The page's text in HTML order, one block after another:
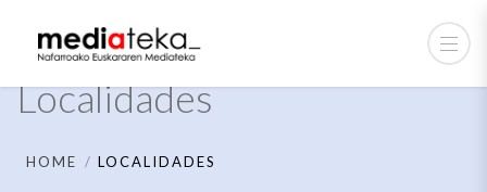
Localidades
HOME LOCALIDADES